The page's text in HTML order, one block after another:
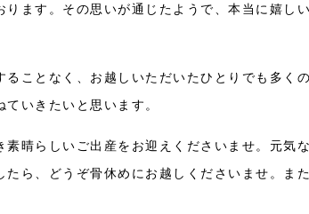
ます。その思いが通じたようで、本当に嬉しい
ことなく、お越しいただいたひとりでも多くの
いきたいと思います。
晴らしいご出産をお迎えくださいませ。元気な
ら、どうぞ骨休めにお越しくださいませ。また